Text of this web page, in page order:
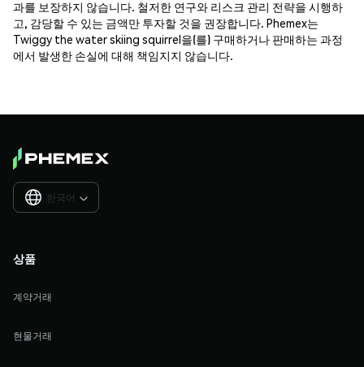
과를 보장하지 않습니다. 철저한 연구와 리스크 관리 전략을 시행하
고, 감당할 수 있는 금액만 투자할 것을 권장합니다. Phemex는
Twiggy the water skiing squirrel을(를) 구매하거나 판매하는 과정
에서 발생한 손실에 대해 책임지지 않습니다.
한국어 
상품
계약거래
현물거래